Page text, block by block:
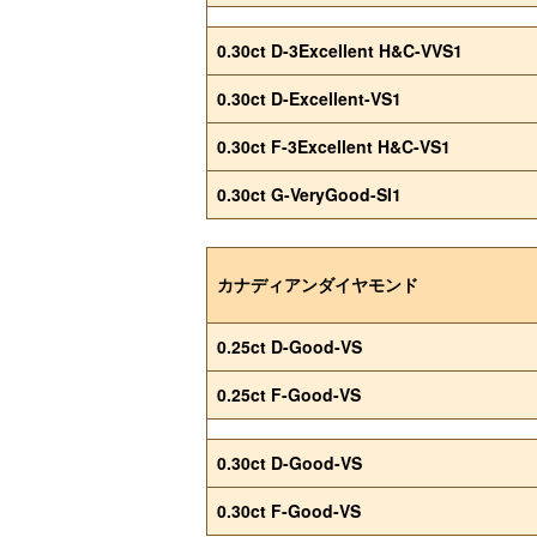
0.30ct D-3Excellent H&C-VVS1
0.30ct D-Excellent-VS1
0.30ct F-3Excellent H&C-VS1
0.30ct G-VeryGood-SI1
カナディアンダイヤモンド
0.25ct D-Good-VS
0.25ct F-Good-VS
0.30ct D-Good-VS
0.30ct F-Good-VS